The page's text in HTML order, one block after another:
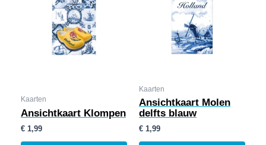
Kaarten
Ansichtkaart Klompen
€ 1,99
Kaarten
Ansichtkaart Molen
delfts blauw
€ 1,99